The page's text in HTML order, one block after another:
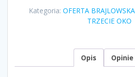
wypukłej
grafiki”
Marka
Kalbarczyka
Kategoria: OFERTA
TRZECIE OKO
Opis Opinie